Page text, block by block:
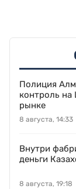
Полиция
контроль
рынке
8 августа, 14:33
Внутри
деньги
8 августа, 19:18